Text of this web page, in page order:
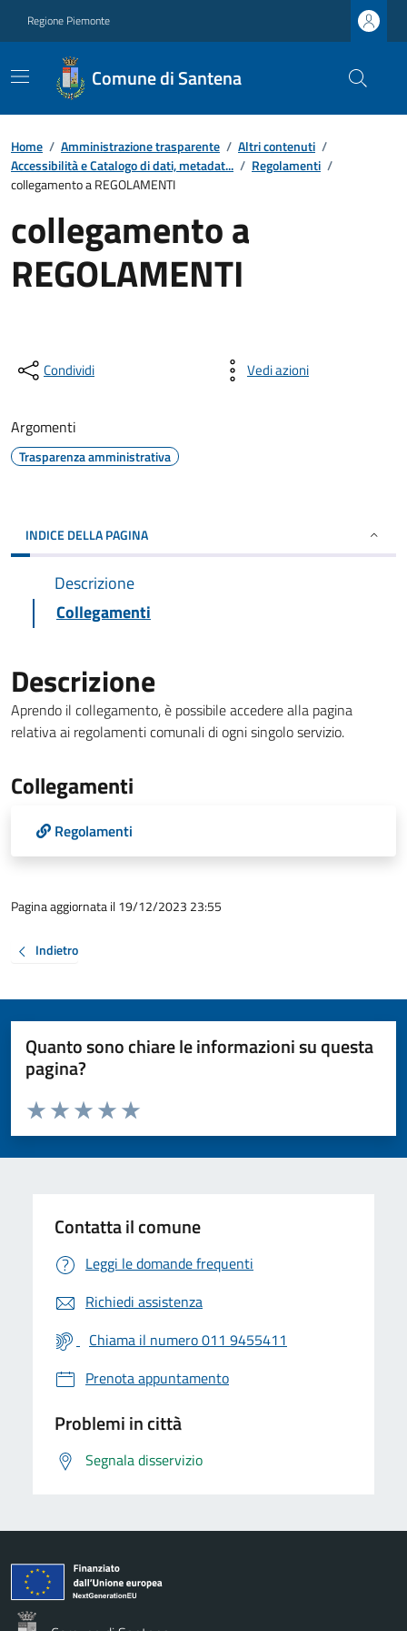
Regione Piemonte
Comune di Santena
Home / Amministrazione trasparente / Altri contenuti /
Accessibilità e Catalogo di dati, metadat... / Regolamenti /
collegamento a REGOLAMENTI
collegamento a
REGOLAMENTI
Condividi Vedi azioni
Argomenti
Trasparenza amministrativa
INDICE DELLA PAGINA
Descrizione
Collegamenti
Descrizione
Aprendo il collegamento, è possibile accedere alla pagina
relativa ai regolamenti comunali di ogni singolo servizio.
Collegamenti
Regolamenti
Pagina aggiornata il 19/12/2023 23:55
Indietro
Quanto sono chiare le informazioni su questa
pagina?
Valuta da 1 a 5 stelle la pagina
Valuta 5 stelle su 5
Valuta 4 stelle su 5
Valuta 3 stelle su 5
Valuta 2 stelle su 5
Valuta 1 stelle su 5
Contatta il comune
Leggi le domande frequenti
Richiedi assistenza
Chiama il numero 011 9455411
Prenota appuntamento
Problemi in città
Segnala disservizio